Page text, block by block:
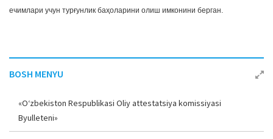
ечимлари учун турғунлик баҳоларини олиш имконини берган.
BOSH MENYU
«O‘zbekiston Respublikasi Oliy attestatsiya komissiyasi
Byulleteni»